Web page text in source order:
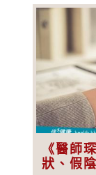
《醫師
狀、假